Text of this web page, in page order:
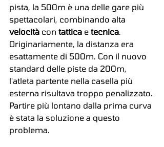
pista, la 500m è una delle gare più
spettacolari, combinando alta
velocità con tattica e tecnica
Originariamente, la distanza era
esattamente di 500m. Con il nuovo
standard delle piste da 200m,
l'atleta partente nella casella più
esterna risultava troppo penalizzato.
Partire più lontano dalla prima curva
è stata la soluzione a questo
problema.